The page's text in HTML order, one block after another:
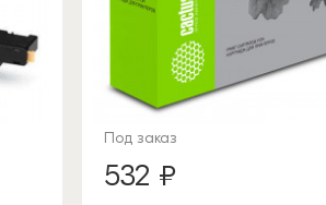
Под заказ
532 ₽